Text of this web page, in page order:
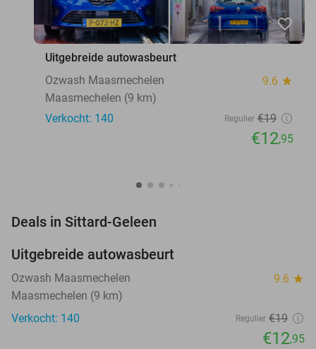
favorite_border
Uitgebreide autowasbeurt
Ozwash Maasmechelen
9.6 star
Maasmechelen (9 km)
Verkocht: 140
Regulier €19
€12,95
Deals in Sittard-Geleen
NEW
TODAY
Uitgebreide autowasbeurt
Ozwash Maasmechelen 9.6 star
Maasmechelen (9 km)
Verkocht: 140
Regulier €19
€12,95